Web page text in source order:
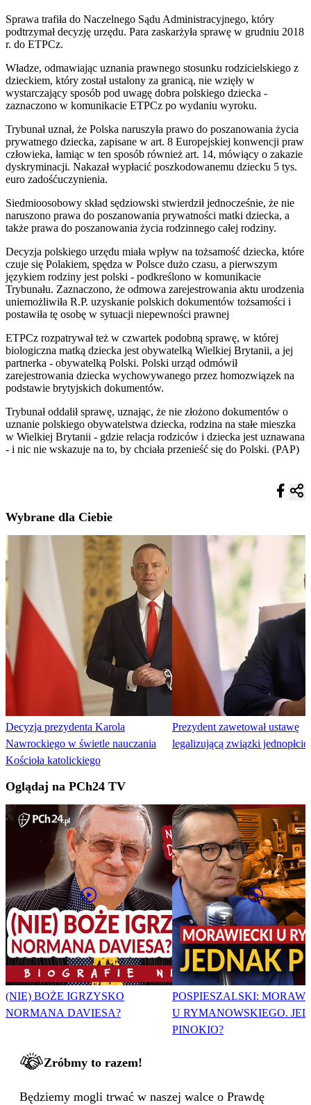
Sprawa trafiła do Naczelnego Sądu Administracyjnego, który
podtrzymał decyzję urzędu. Para zaskarżyła sprawę w grudniu 2018
r. do ETPCz.
Władze, odmawiając uznania prawnego stosunku rodzicielskiego z
dzieckiem, który został ustalony za granicą, nie wzięły w
wystarczający sposób pod uwagę dobra polskiego dziecka -
zaznaczono w komunikacie ETPCz po wydaniu wyroku.
Trybunał uznał, że Polska naruszyła prawo do poszanowania życia
prywatnego dziecka, zapisane w art. 8 Europejskiej konwencji praw
człowieka, łamiąc w ten sposób również art. 14, mówiący o zakazie
dyskryminacji. Nakazał wypłacić poszkodowanemu dziecku 5 tys.
euro zadośćuczynienia.
Siedmioosobowy skład sędziowski stwierdził jednocześnie, że nie
naruszono prawa do poszanowania prywatności matki dziecka, a
także prawa do poszanowania życia rodzinnego całej rodziny.
Decyzja polskiego urzędu miała wpływ na tożsamość dziecka, które
czuje się Polakiem, spędza w Polsce dużo czasu, a pierwszym
językiem rodziny jest polski - podkreślono w komunikacie
Trybunału. Zaznaczono, że odmowa zarejestrowania aktu urodzenia
uniemożliwiła R.P. uzyskanie polskich dokumentów tożsamości i
postawiła tę osobę w sytuacji niepewności prawnej
ETPCz rozpatrywał też w czwartek podobną sprawę, w której
biologiczna matką dziecka jest obywatelką Wielkiej Brytanii, a jej
partnerka - obywatelką Polski. Polski urząd odmówił
zarejestrowania dziecka wychowywanego przez homozwiązek na
podstawie brytyjskich dokumentów.
Trybunał oddalił sprawę, uznając, że nie złożono dokumentów o
uznanie polskiego obywatelstwa dziecka, rodzina na stałe mieszka
w Wielkiej Brytanii - gdzie relacja rodziców i dziecka jest uznawana
- i nic nie wskazuje na to, by chciała przenieść się do Polski. (PAP)
Wybrane dla Ciebie
Decyzja prezydenta Karola
Nawrockiego w świetle nauczania
Kościoła katolickiego
Prezydent zawetował ustawę
legalizującą związki
Oglądaj na PCh24 TV
(NIE) BOŻE IGRZYSKO
NORMANA DAVIESA?
POSPIESZALSKI:
U RYMANOWSKIEGO.
PINOKIO?
Zróbmy to razem!
Będziemy mogli trwać w naszej walce o Prawdę